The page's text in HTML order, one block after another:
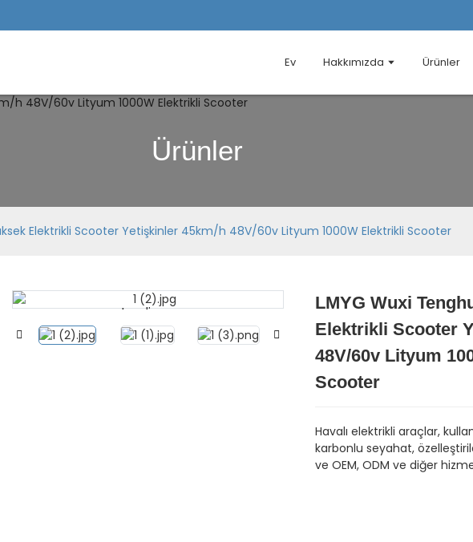
Ev Hakkımızda Ürünler
Ürünler
Elektrikli Scooter Yetişkinler 45km/h 48V/60v Lityum 1000W Elektrikli Scooter
Loading...
Loading... Loading...
Loading...
LMYG Wuxi
Elektrikli Scooter
48V/60v Lityum
Scooter
Havalı elektrikli araçlar,
karbonlu seyahat,
ve OEM, ODM ve diğer